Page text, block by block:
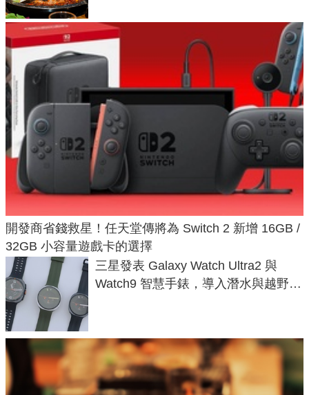
開發商省錢救星！任天堂傳將為 Switch 2 新增 16GB /
32GB 小容量遊戲卡的選擇
三星發表 Galaxy Watch Ultra2 與
Watch9 智慧手錶，導入潛水與越野跑